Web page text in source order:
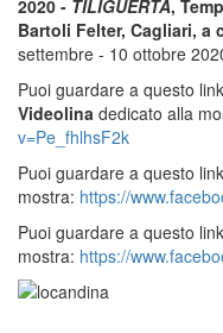
2020 - TILIGUERTA,
Bartoli Felter, Cagliari, a
settembre - 10 ottobre
Puoi guardare a questo
Videolina dedicato alla
v=Pe_fhlhsF2k
Puoi guardare a questo
mostra: https://
Puoi guardare a questo
mostra: https://